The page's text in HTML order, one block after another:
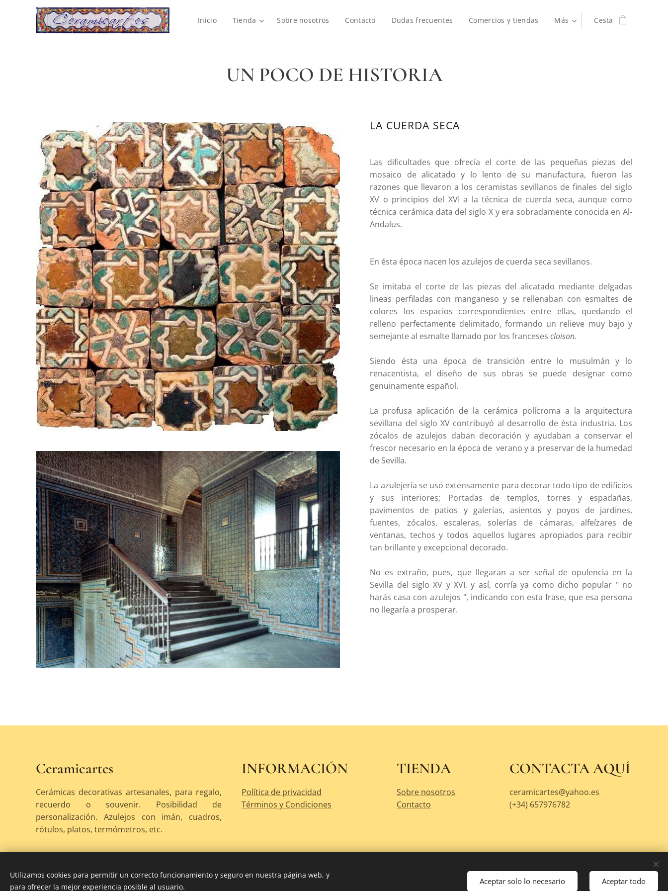
Inicio Tienda Sobre nosotros Contacto Dudas frecuentes Comercios y tiendas Más Cesta
UN POCO DE HISTORIA
LA CUERDA SECA
Las dificultades que ofrecía el corte de las pequeñas piezas del
mosaico de alicatado y lo lento de su manufactura, fueron las
razones que llevaron a los ceramistas sevillanos de finales del siglo
XV o principios del XVI a la técnica de cuerda seca, aunque como
técnica cerámica data del siglo X y era sobradamente conocida en Al-
Andalus.
En ésta época nacen los azulejos de cuerda seca sevillanos.
Se imitaba el corte de las piezas del alicatado mediante delgadas
lineas perfiladas con manganeso y se rellenaban con esmaltes de
colores los espacios correspondientes entre ellas, quedando el
relleno perfectamente delimitado, formando un relieve muy bajo y
semejante al esmalte llamado por los francesescloison.
Siendo ésta una época de transición entre lo musulmán y lo
renacentista, el diseño de sus obras se puede designar como
genuinamente español.
La profusa aplicación de la cerámica polícroma a la arquitectura
sevillana del siglo XV contribuyó al desarrollo de ésta industria. Los
zócalos de azulejos daban decoración y ayudaban a conservar el
frescor necesario en la época de verano y a preservar de la humedad
de Sevilla.
La azulejería se usó extensamente para decorar todo tipo de edificios
y sus interiores; Portadas de templos, torres y espadañas,
pavimentos de patios y galerías, asientos y poyos de jardines,
fuentes, zócalos, escaleras, solerías de cámaras, alfeízares de
ventanas, techos y todos aquellos lugares apropiados para recibir
tan brillante y excepcional decorado.
No es extraño, pues, que llegaran a ser señal de opulencia en la
Sevilla del siglo XV y XVI, y así, corría ya como dicho popular " no
harás casa con azulejos ", indicando con esta frase, que esa persona
no llegaría a prosperar.
Ceramicartes
Cerámicas decorativas artesanales, para regalo,
recuerdo o souvenir. Posibilidad de
personalización. Azulejos con imán, cuadros,
rótulos, platos, termómetros, etc.
INFORMACIÓN
Política de privacidad
Términos y Condiciones
TIENDA
Sobre nosotros
Contacto
CONTACTA AQUÍ
ceramicartes@yahoo.es
(+34) 657976782
Utilizamos cookies para permitir un correcto funcionamiento y seguro en nuestra página web, y
para ofrecer la mejor experiencia posible al usuario.
Aceptar solo lo necesario Aceptar todo